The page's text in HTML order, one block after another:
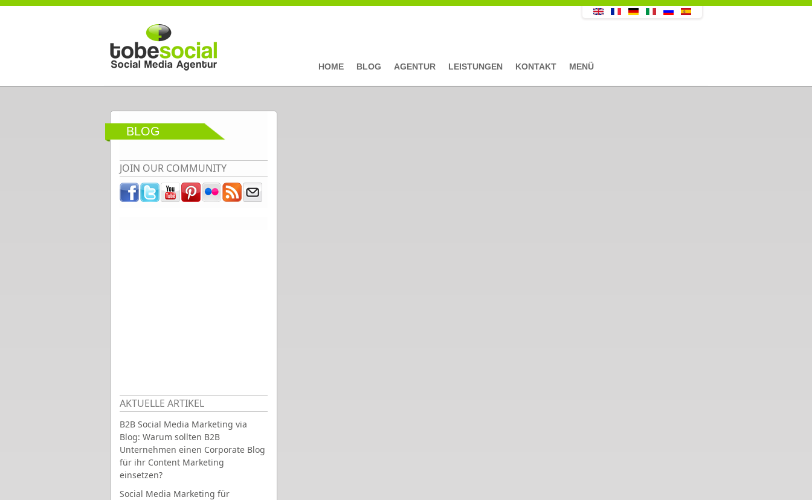
Direkt zum Inhalt
HOME BLOG AGENTUR LEISTUNGEN KONTAKT MENÜ
BLOG
JOIN OUR COMMUNITY
AKTUELLE ARTIKEL
B2B Social Media Marketing via
Blog: Warum sollten B2B
Unternehmen einen Corporate Blog
für ihr Content Marketing
einsetzen?
Social Media Marketing für